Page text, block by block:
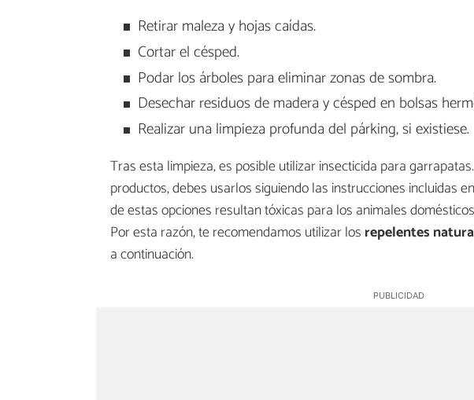
Retirar maleza y hojas caídas.
Cortar el césped.
Podar los árboles para eliminar zonas de sombra.
Desechar residuos de madera y césped en bolsas
Realizar una limpieza profunda del párking, si existiese.
Tras esta limpieza, es posible utilizar insecticida para
productos, debes usarlos siguiendo las instrucciones incluidas
de estas opciones resultan tóxicas para los animales
Por esta razón, te recomendamos utilizar los repelentes
a continuación.